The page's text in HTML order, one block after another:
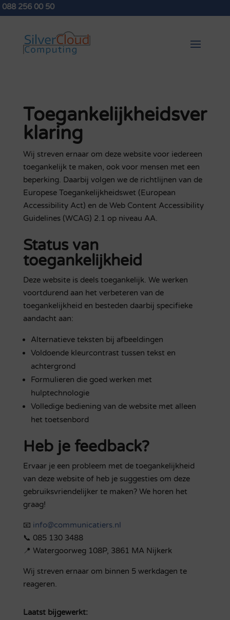
088 256 00 50
Toegankelijkheidsver
klaring
Wij streven ernaar om deze website voor iedereen
toegankelijk te maken, ook voor mensen met een
beperking. Daarbij volgen we de richtlijnen van de
Europese Toegankelijkheidswet (European
Accessibility Act) en de Web Content Accessibility
Guidelines (WCAG) 2.1 op niveau AA.
Status van
toegankelijkheid
Deze website is deels toegankelijk. We werken
voortdurend aan het verbeteren van de
toegankelijkheid en besteden daarbij specifieke
aandacht aan:
Alternatieve teksten bij afbeeldingen
Voldoende kleurcontrast tussen tekst en
achtergrond
Formulieren die goed werken met
hulptechnologie
Volledige bediening van de website met alleen
het toetsenbord
Heb je feedback?
Ervaar je een probleem met de toegankelijkheid
van deze website of heb je suggesties om deze
gebruiksvriendelijker te maken? We horen het
graag!
📧 info@communicatiers.nl
📞 085 130 3488
📍 Watergoorweg 108P, 3861 MA Nijkerk
Wij streven ernaar om binnen 5 werkdagen te
reageren.
Laatst bijgewerkt: